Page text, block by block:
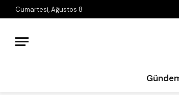
Cumartesi, Ağustos 8